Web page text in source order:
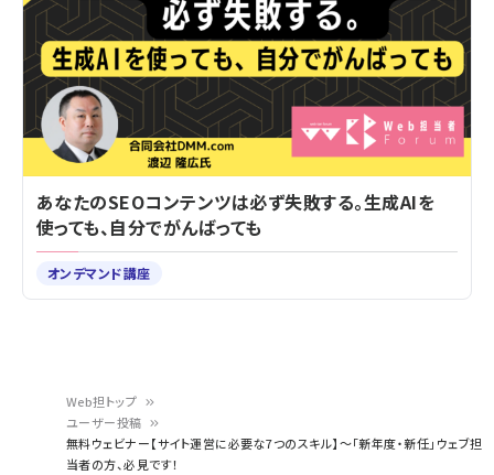
Web担トップ
ユーザー投稿
無料ウェビナー【サイト運営に必要な7つのスキル】～「新年度・新任」ウェブ担
当者の方、必見です！
あなたのSEOコンテンツは必ず失敗する。生成AIを
使っても、自分でがんばっても
オンデマンド講座